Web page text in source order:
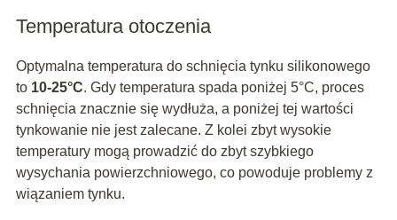
Temperatura otoczenia
Optymalna temperatura do schnięcia tynku silikonowego
to 10-25°C. Gdy temperatura spada poniżej 5°C, proces
schnięcia znacznie się wydłuża, a poniżej tej wartości
tynkowanie nie jest zalecane. Z kolei zbyt wysokie
temperatury mogą prowadzić do zbyt szybkiego
wysychania powierzchniowego, co powoduje problemy z
wiązaniem tynku.